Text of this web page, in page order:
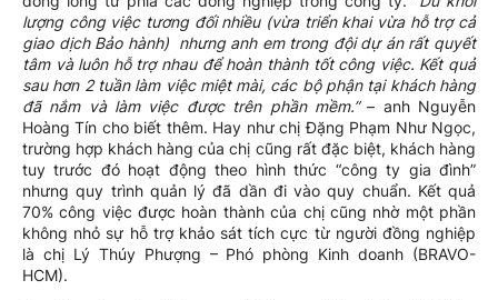
lượng công việc tương đối nhiều (vừa triển khai vừa hỗ trợ cả
giao dịch Bảo hành) nhưng anh em trong đội dự án rất quyết
tâm và luôn hỗ trợ nhau để hoàn thành tốt công việc. Kết quả
sau hơn 2 tuần làm việc miệt mài, các bộ phận tại khách hàng
đã nắm và làm việc được trên phần mềm.”– anh Nguyễn
Hoàng Tín cho biết thêm. Hay như chị Đặng Phạm Như Ngọc,
trường hợp khách hàng của chị cũng rất đặc biệt, khách hàng
tuy trước đó hoạt động theo hình thức “công ty gia đình”
nhưng quy trình quản lý đã dần đi vào quy chuẩn. Kết quả
70% công việc được hoàn thành của chị cũng nhờ một phần
không nhỏ sự hỗ trợ khảo sát tích cực từ người đồng nghiệp
là chị Lý Thúy Phượng – Phó phòng Kinh doanh (BRAVO-
HCM).